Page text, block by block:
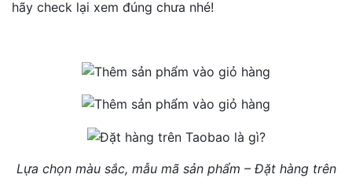
hãy check lại xem đúng chưa nhé!
Lựa chọn màu sắc, mẫu mã sản phẩm – Đặt hàng trên